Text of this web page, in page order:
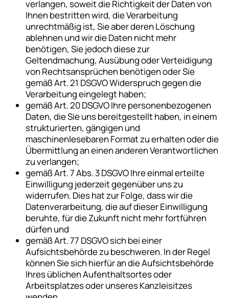
verlangen, soweit die Richtigkeit der Daten von
Ihnen bestritten wird, die Verarbeitung
unrechtmäßig ist, Sie aber deren Löschung
ablehnen und wir die Daten nicht mehr
benötigen, Sie jedoch diese zur
Geltendmachung, Ausübung oder Verteidigung
von Rechtsansprüchen benötigen oder Sie
gemäß Art. 21 DSGVO Widerspruch gegen die
Verarbeitung eingelegt haben;
gemäß Art. 20 DSGVO Ihre personenbezogenen
Daten, die Sie uns bereitgestellt haben, in einem
strukturierten, gängigen und
maschinenlesebaren Format zu erhalten oder die
Übermittlung an einen anderen Verantwortlichen
zu verlangen;
gemäß Art. 7 Abs. 3 DSGVO Ihre einmal erteilte
Einwilligung jederzeit gegenüber uns zu
widerrufen. Dies hat zur Folge, dass wir die
Datenverarbeitung, die auf dieser Einwilligung
beruhte, für die Zukunft nicht mehr fortführen
dürfen und
gemäß Art. 77 DSGVO sich bei einer
Aufsichtsbehörde zu beschweren. In der Regel
können Sie sich hierfür an die Aufsichtsbehörde
Ihres üblichen Aufenthaltsortes oder
Arbeitsplatzes oder unseres Kanzleisitzes